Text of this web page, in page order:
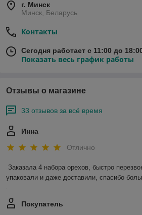
г. Минск
Минск, Беларусь
Контакты
Сегодня работает с 11:00 до
Показать весь график работы
Отзывы о магазине
33 отзывов за всё время
Инна
Отлично
Заказала 4 набора орехов, быстро
упаковали и даже доставили, спасибо
Покупатель